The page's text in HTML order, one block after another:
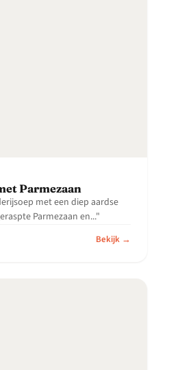
Parmezaan
met een diep aardse
Parmezaan en..."
Bekijk →